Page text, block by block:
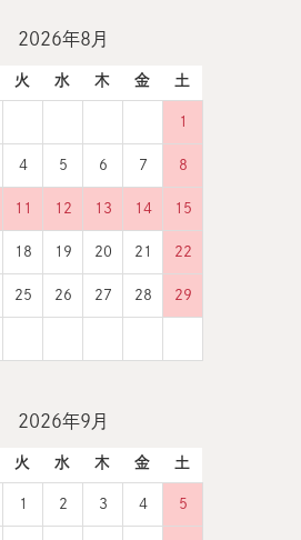
2026年8月
火 水 木 金 土
1
4 5 6 7 8
11 12 13 14 15
18 19 20 21 22
25 26 27 28 29
2026年9月
火 水 木 金 土
1 2 3 4 5